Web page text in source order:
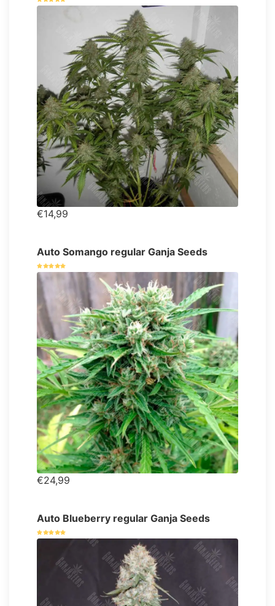
€14,99
Auto Somango regular Ganja Seeds
€24,99
Auto Blueberry regular Ganja Seeds